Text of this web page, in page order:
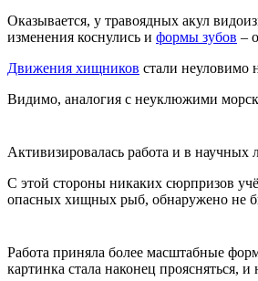
Оказывается, у травоядных акул
изменения коснулись и формы зубов –
Движения хищников стали неуловимо
Видимо, аналогия с неуклюжими
Активизировалась работа и в
С этой стороны никаких сюрпризов
опасных хищных рыб, обнаружено не
Работа приняла более масштабные
картинка стала наконец проясняться,